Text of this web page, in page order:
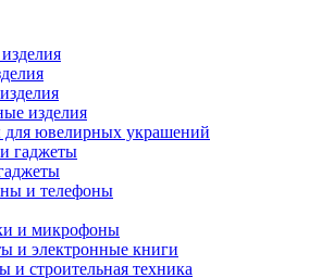
изделия
ювелирных украшений
и телефоны
и микрофоны
и электронные книги